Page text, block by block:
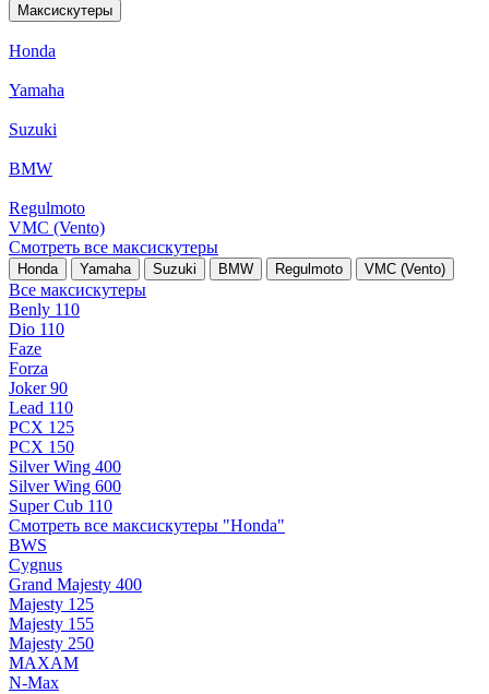
Максискутеры
Honda
Yamaha
Suzuki
BMW
Regulmoto
VMC (Vento)
Смотреть все максискутеры
Honda Yamaha Suzuki BMW Regulmoto VMC (Vento)
Все максискутеры
Benly 110
Dio 110
Faze
Forza
Joker 90
Lead 110
PCX 125
PCX 150
Silver Wing 400
Silver Wing 600
Super Cub 110
Смотреть все максискутеры "Honda"
BWS
Cygnus
Grand Majesty 400
Majesty 125
Majesty 155
Majesty 250
MAXAM
N-Max